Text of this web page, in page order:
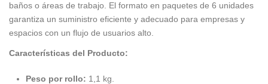
baños o áreas de trabajo. El formato en paquetes de 6 unidades
garantiza un suministro eficiente y adecuado para empresas y
espacios con un flujo de usuarios alto.
Características del Producto:
Peso por rollo: 1,1 kg.